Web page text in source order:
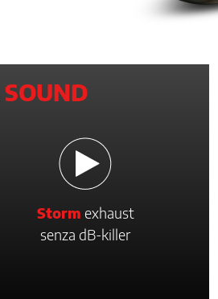
SOUND
Storm exhaust
senza dB-killer